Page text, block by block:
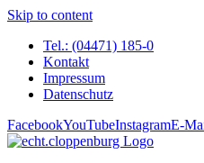
Skip to content
Tel.: (04471) 185-0
Kontakt
Impressum
Datenschutz
FacebookYouTubeInstagramE-